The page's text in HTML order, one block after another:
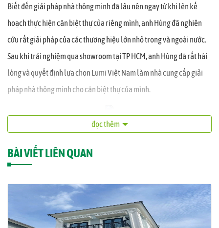
Biết đến giải pháp nhà thông minh đã lâu nên ngay từ khi lên kế
hoạch thực hiện căn biệt thự của riêng mình, anh Hùng đã nghiên
cứu rất giải pháp của các thương hiệu lớn nhỏ trong và ngoài nước.
Sau khi trải nghiệm qua showroom tại TP HCM, anh Hùng đã rất hài
lòng và quyết định lựa chọn Lumi Việt Nam làm nhà cung cấp giải
pháp nhà thông minh cho căn biệt thự của mình.
Tổng thể căn biệt thự tuyệt đẹp nhà anh Hùng nhìn từ bên ngoài
Thiết kế kính cường lực dày 4 m2 với vòng tròn tỏa sáng từ tâm giúp
sản phẩm nổi bật tinh tế trên nền tường gỗ
Công tắc cảm ứng Lumi sang trọng và tinh tế
đọc thêm
BÀI VIẾT LIÊN QUAN